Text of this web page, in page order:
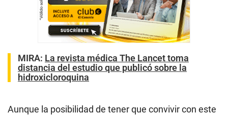
MIRA: La revista médica The Lancet toma
distancia del estudio que publicó sobre la
hidroxicloroquina
Aunque la posibilidad de tener que convivir con este